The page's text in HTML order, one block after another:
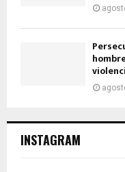
INSTAGRAM